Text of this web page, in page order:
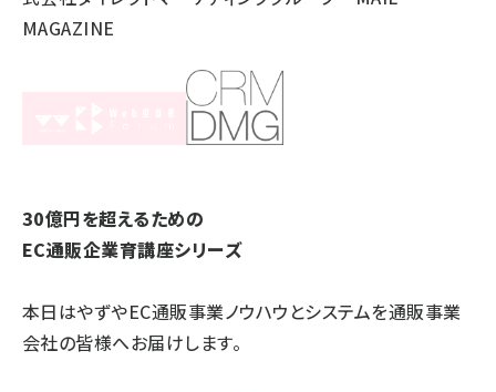
MAGAZINE
30億円を超えるための
EC通販企業育講座シリーズ
本日はやずやEC通販事業ノウハウとシステムを通販事業
会社の皆様へお届けします。